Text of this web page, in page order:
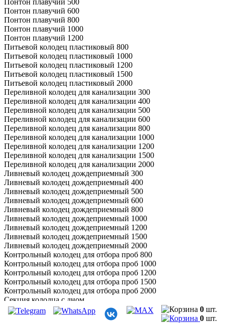
Понтон плавучий 500
Понтон плавучий 600
Понтон плавучий 800
Понтон плавучий 1000
Понтон плавучий 1200
Питьевой колодец пластиковый 800
Питьевой колодец пластиковый 1000
Питьевой колодец пластиковый 1200
Питьевой колодец пластиковый 1500
Питьевой колодец пластиковый 2000
Переливной колодец для канализации 300
Переливной колодец для канализации 400
Переливной колодец для канализации 500
Переливной колодец для канализации 600
Переливной колодец для канализации 800
Переливной колодец для канализации 1000
Переливной колодец для канализации 1200
Переливной колодец для канализации 1500
Переливной колодец для канализации 2000
Ливневый колодец дождеприемный 300
Ливневый колодец дождеприемный 400
Ливневый колодец дождеприемный 500
Ливневый колодец дождеприемный 600
Ливневый колодец дождеприемный 800
Ливневый колодец дождеприемный 1000
Ливневый колодец дождеприемный 1200
Ливневый колодец дождеприемный 1500
Ливневый колодец дождеприемный 2000
Контрольный колодец для отбора проб 800
Контрольный колодец для отбора проб 1000
Контрольный колодец для отбора проб 1200
Контрольный колодец для отбора проб 1500
Контрольный колодец для отбора проб 2000
Секция колодца с дном
Секция колодца с выходами и дном
Секция колодца без дна
0 шт.
0 шт.